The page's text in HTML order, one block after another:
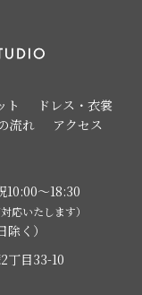
ト
ドレス・衣裳
流れ
アクセス
10:00〜18:30
応いたします）
く）
丁目33-10